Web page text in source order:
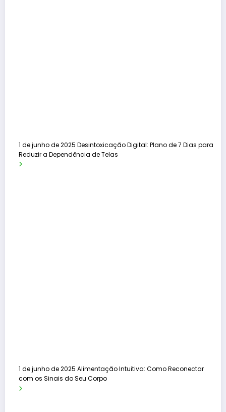
1 de junho de 2025 Desintoxicação Digital: Plano de 7 Dias para
Reduzir a Dependência de Telas
1 de junho de 2025 Alimentação Intuitiva: Como Reconectar
com os Sinais do Seu Corpo